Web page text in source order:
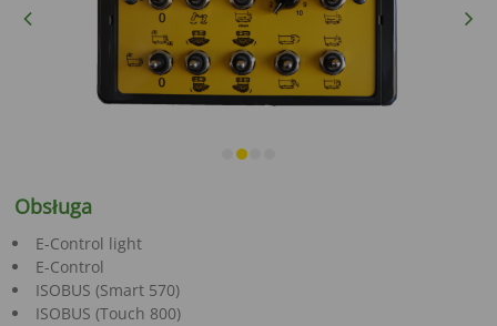
Previous
Obsługa
E-Control light
E-Control
ISOBUS (Smart 570)
ISOBUS (Touch 800)